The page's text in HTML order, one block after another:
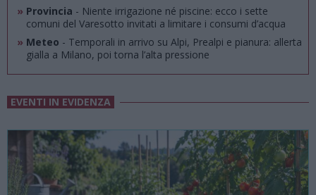
» Provincia - Niente irrigazione né piscine: ecco i sette
comuni del Varesotto invitati a limitare i consumi d’acqua
» Meteo - Temporali in arrivo su Alpi, Prealpi e pianura: allerta
gialla a Milano, poi torna l’alta pressione
EVENTI IN EVIDENZA